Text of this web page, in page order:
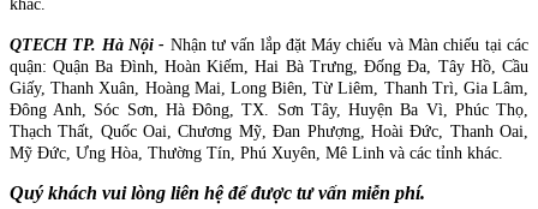
khác.
QTECH TP. Hà Nội - Nhận tư vấn lắp đặt Máy chiếu và Màn chiếu tại các
quận: Quận Ba Đình, Hoàn Kiếm, Hai Bà Trưng, Đống Đa, Tây Hồ, Cầu
Giấy, Thanh Xuân, Hoàng Mai, Long Biên, Từ Liêm, Thanh Trì, Gia Lâm,
Đông Anh, Sóc Sơn, Hà Đông, TX. Sơn Tây, Huyện Ba Vì, Phúc Thọ,
Thạch Thất, Quốc Oai, Chương Mỹ, Đan Phượng, Hoài Đức, Thanh Oai,
Mỹ Đức, Ưng Hòa, Thường Tín, Phú Xuyên, Mê Linh và các tỉnh khác.
Quý khách vui lòng liên hệ để được tư vấn miễn phí.